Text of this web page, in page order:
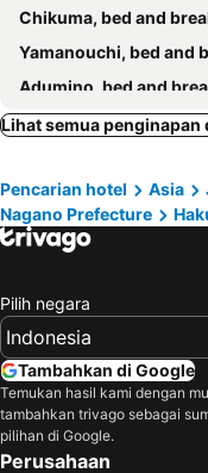
Chikuma, bed and
Yamanouchi, bed and
Adumino, bed and
Azumino, bed and
Asahi, bed and
Matsukawa, bed and
Lihat semua penginapan
Pencarian hotel Asia
Nagano Prefecture
Pilih negara
Tambahkan di Google
Temukan hasil kami dengan
tambahkan trivago sebagai
pilihan di Google.
Perusahaan